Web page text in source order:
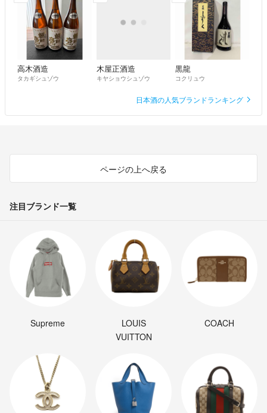
高木酒造
タカギシュゾウ
木屋正酒造
キヤショウシュゾウ
黒龍
コクリュウ
日本酒の人気ブランドランキング
ページの上へ戻る
注目ブランド一覧
Supreme
LOUIS
VUITTON
COACH